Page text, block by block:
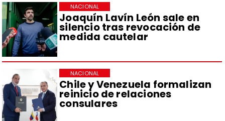
Joaquín Lavín León sale en
silencio tras revocación de
medida cautelar
NACIONAL
Chile y Venezuela formalizan
reinicio de relaciones
consulares
NACIONAL